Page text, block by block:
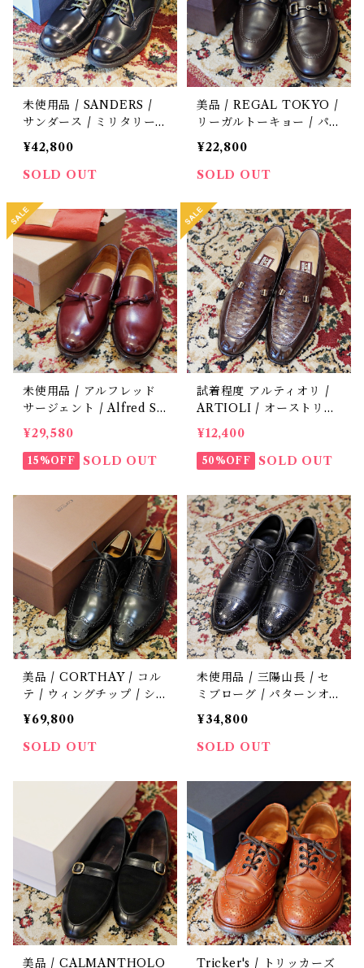
未使用品 / SANDERS /
サンダース / ミリタリー
ダービー / 1128B / 中古 /
革靴 / 6
¥42,800
SOLD OUT
美品 / REGAL TOKYO /
リーガルトーキョー / パ
ターンオーダー品 / ビッ
トローファー / 革靴 / 中
古 / 24
¥22,800
SOLD OUT
未使用品 / アルフレッド
サージェント / Alfred Sa
rgent / HUGH / AS24ラ
スト / 革靴 / 中古 / 6
¥29,580
15%OFF SOLD OUT
試着程度 アルティオリ /
ARTIOLI / オーストリッ
チ / 中古 / 革靴 / 6
¥12,400
50%OFF SOLD OUT
美品 / CORTHAY / コル
テ / ウィングチップ / シ
ューツリー付き / 中古 /
革靴 / 6
¥69,800
SOLD OUT
未使用品 / 三陽山長 / セ
ミブローグ / パターンオ
ーダー / 中古 / 革靴 / 6.5
(US)
¥34,800
SOLD OUT
美品 / CALMANTHOLO Tricker's / トリッカーズ